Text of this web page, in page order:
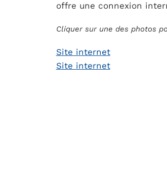
offre une connexion
Cliquer sur une des photos
Site internet
Site internet